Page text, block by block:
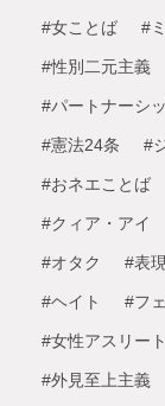
#女ことば #
#性別二元主義
#パートナーシ
#憲法24条 #
#おネエことば
#クィア・アイ
#オタク #表
#ヘイト #フ
#女性アスリート
#外見至上主義